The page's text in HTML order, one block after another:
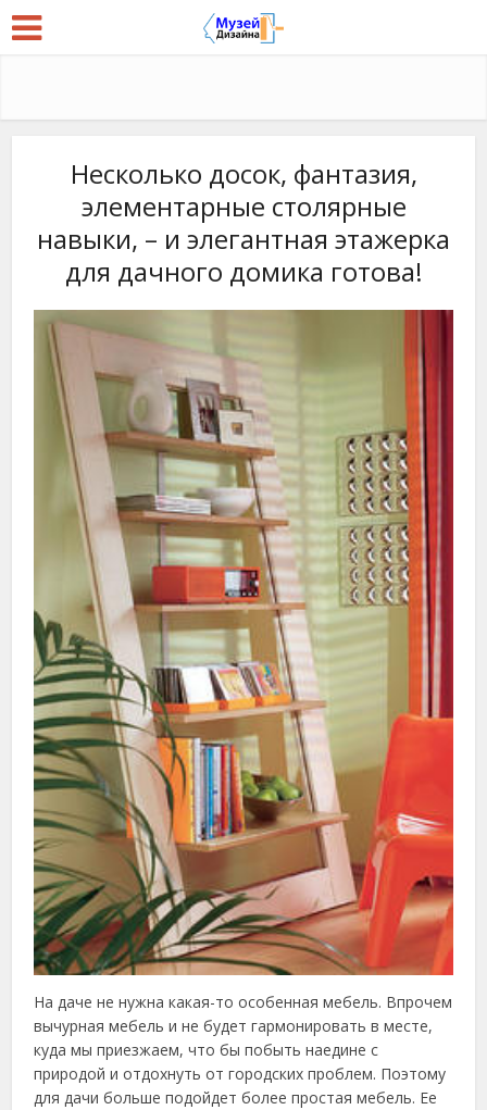
Несколько досок, фантазия,
элементарные столярные
навыки, – и элегантная этажерка
для дачного домика готова!
На даче не нужна какая-то особенная мебель. Впрочем
вычурная мебель и не будет гармонировать в месте,
куда мы приезжаем, что бы побыть наедине с
природой и отдохнуть от городских проблем. Поэтому
для дачи больше подойдет более простая мебель. Ее